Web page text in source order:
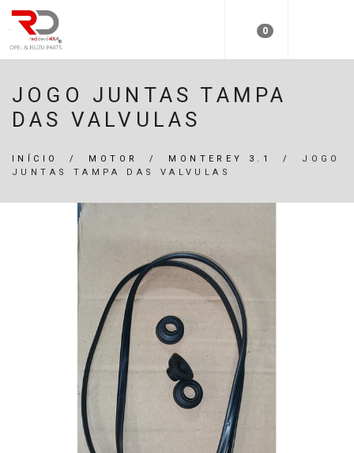
0
JOGO JUNTAS TAMPA
DAS VALVULAS
INÍCIO / MOTOR / MONTEREY 3.1 / JOGO
JUNTAS TAMPA DAS VALVULAS